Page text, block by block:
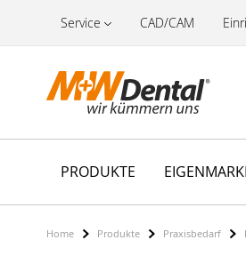
Service CAD/CAM
PRODUKTE
Home Produkte Praxisbedarf